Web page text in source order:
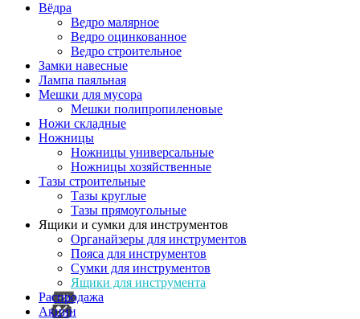
Вёдра
Ведро малярное
Ведро оцинкованное
Ведро строительное
Замки навесные
Лампа паяльная
Мешки для мусора
Мешки полипропиленовые
Ножи складные
Ножницы
Ножницы универсальные
Ножницы хозяйственные
Тазы строительные
Тазы круглые
Тазы прямоугольные
Ящики и сумки для инструментов
Органайзеры для инструментов
Пояса для инструментов
Сумки для инструментов
Ящики для инструмента
Распродажа
Акции